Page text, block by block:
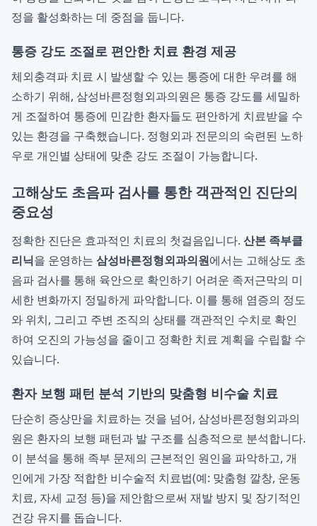
정을 활성화하는 데 중점을 둡니다.
통증 강도 조절로 편안한 치료 환경 제공
체외충격파 치료 시 발생할 수 있는 통증에 대한 우려를 해
소하기 위해, 삼성바른정형외과의원은 통증 강도를 세밀하
게 조절하여 통증에 민감한 환자들도 편안하게 치료받을 수
있는 환경을 구축했습니다. 정형외과 전문의의 숙련된 노하
우로 개인별 상태에 맞춘 강도 조절이 가능합니다.
고해상도 초음파 검사를 통한 객관적인 진단의
중요성
정확한 진단은 효과적인 치료의 첫걸음입니다. 산본 족부클
리닉을 운영하는 삼성바른정형외과의원에서는 고해상도 초
음파 검사를 통해 육안으로 확인하기 어려운 족저근막의 미
세한 변화까지 정밀하게 파악합니다. 이를 통해 염증의 정도
와 위치, 그리고 주변 조직의 상태를 객관적인 수치로 확인
하여 오진의 가능성을 줄이고 정확한 치료 계획을 수립할 수
있습니다.
환자 보행 패턴 분석 기반의 맞춤형 비수술 치료
단순히 증상만을 치료하는 것을 넘어, 삼성바른정형외과의
원은 환자의 보행 패턴과 발 구조를 심층적으로 분석합니다.
이 분석을 통해 족부 문제의 근본적인 원인을 파악하고, 개
인에게 가장 적합한 비수술적 치료법(예: 맞춤형 깔창, 운동
치료, 자세 교정 등)을 제안함으로써 재발 방지 및 장기적인
건강 유지를 돕습니다.